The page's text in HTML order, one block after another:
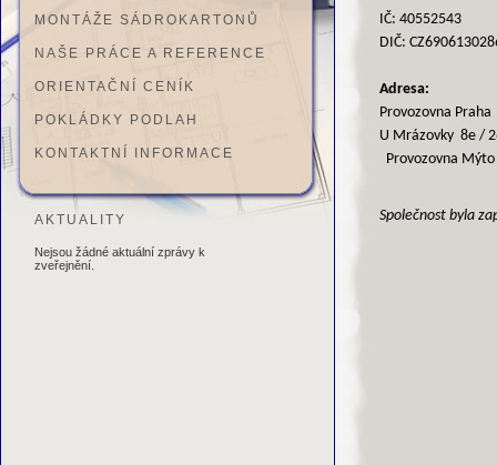
MONTÁŽE SÁDROKARTONŮ
NAŠE PRÁCE A REFERENCE
ORIENTAČNÍ CENÍK
POKLÁDKY PODLAH
KONTAKTNÍ INFORMACE
AKTUALITY
Nejsou žádné aktuální zprávy k
zveřejnění.
IČ: 40552543
DIČ:
Adresa:
Provozovna Praha
U Mrázovky 8e /
Provozovna
Společnost byla